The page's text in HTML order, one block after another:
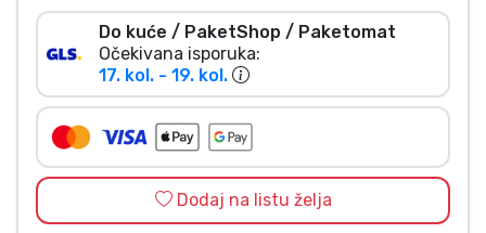
Do kuće / PaketShop / Paketomat
Očekivana isporuka:
17. kol. - 19. kol.
Dodaj na listu želja